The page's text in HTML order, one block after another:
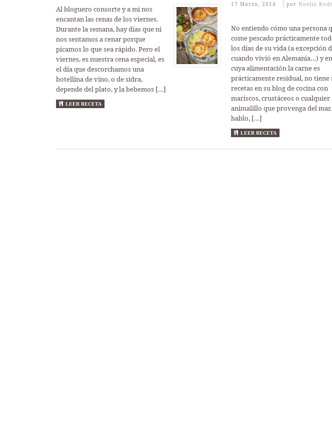
Al bloguero consorte y a mí nos
encantan las cenas de los viernes.
Durante la semana, hay días que ni
nos sentamos a cenar porque
picamos lo que sea rápido. Pero el
viernes, es nuestra cena especial, es
el día que descorchamos una
botellina de vino, o de sidra,
depende del plato, y la bebemos […]
LEER RECETA
17 Marzo, 2014 Por Noelia
No entiendo cómo una persona
come pescado prácticamente
los días de su vida (a excepción
cuando vivió en Alemania…) y en
cuya alimentación la carne es
prácticamente residual, no tiene
recetas en su blog de cocina con
mariscos, crustáceos o cualquier
animalillo que provenga del
hablo, […]
LEER RECETA